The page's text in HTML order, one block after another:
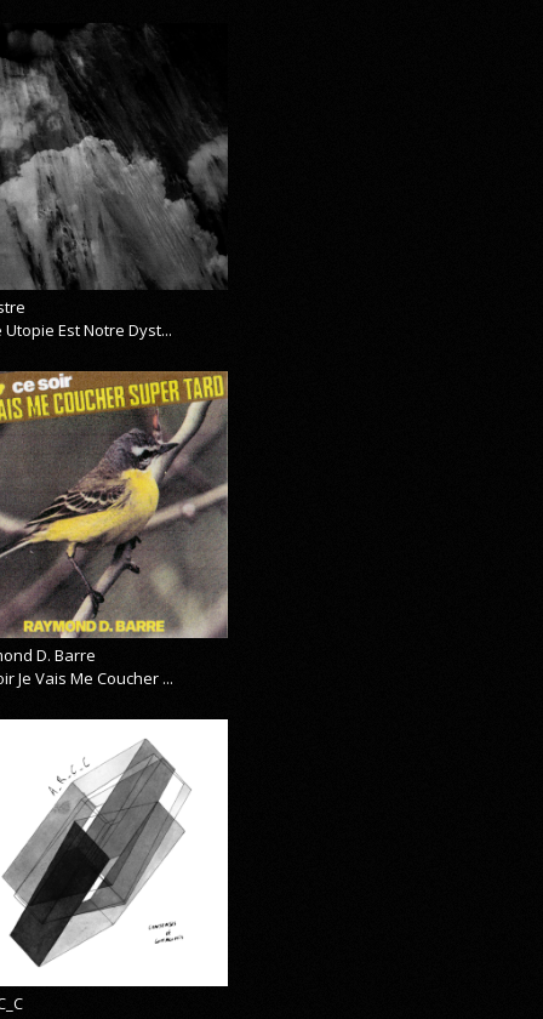
Utopie Est Notre Dyst...
D. Barre
Je Vais Me Coucher ...